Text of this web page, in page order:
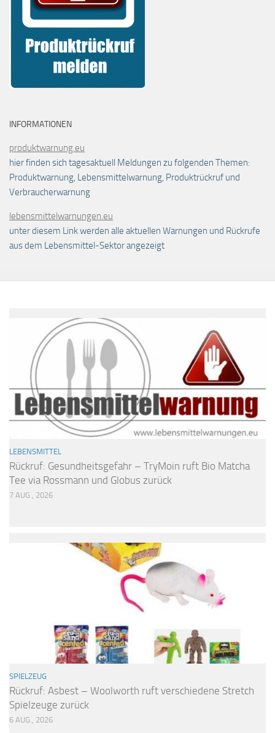
INFORMATIONEN
produktwarnung.eu
hier finden sich tagesaktuell Meldungen zu folgenden Themen:
Produktwarnung, Lebensmittelwarnung, Produktrückruf und
Verbraucherwarnung
lebensmittelwarnungen.eu
unter diesem Link werden alle aktuellen Warnungen und Rückrufe
aus dem Lebensmittel-Sektor angezeigt
LEBENSMITTEL
Rückruf: Gesundheitsgefahr – TryMoin ruft Bio Matcha
Tee via Rossmann und Globus zurück
7 AUG., 2026
SPIELZEUG
Rückruf: Asbest – Woolworth ruft verschiedene Stretch
Spielzeuge zurück
6 AUG., 2026